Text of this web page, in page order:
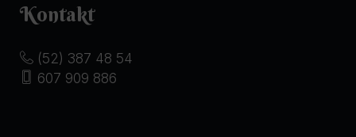
Kontakt
(52) 387 48 54
607 909 886